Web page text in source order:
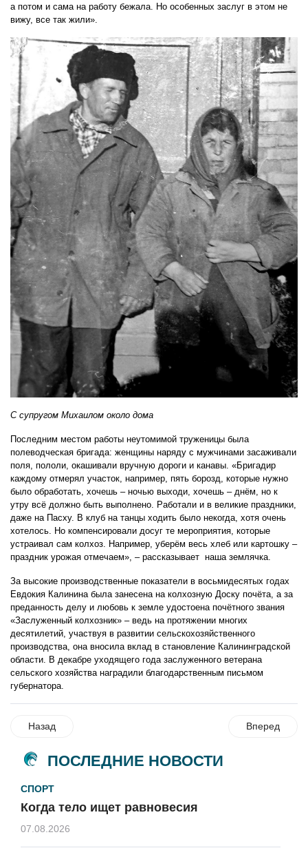
а потом и сама на работу бежала. Но особенных заслуг в этом не
вижу, все так жили».
С супругом Михаилом около дома
Последним местом работы неутомимой труженицы была
полеводческая бригада: женщины наряду с мужчинами засаживали
поля, пололи, окашивали вручную дороги и канавы. «Бригадир
каждому отмерял участок, например, пять борозд, которые нужно
было обработать, хочешь – ночью выходи, хочешь – днём, но к
утру всё должно быть выполнено. Работали и в великие праздники,
даже на Пасху. В клуб на танцы ходить было некогда, хотя очень
хотелось. Но компенсировали досуг те мероприятия, которые
устраивал сам колхоз. Например, уберём весь хлеб или картошку –
праздник урожая отмечаем», – рассказывает наша землячка.
За высокие производственные показатели в восьмидесятых годах
Евдокия Калинина была занесена на колхозную Доску почёта, а за
преданность делу и любовь к земле удостоена почётного звания
«Заслуженный колхозник» – ведь на протяжении многих
десятилетий, участвуя в развитии сельскохозяйственного
производства, она вносила вклад в становление Калининградской
области. В декабре уходящего года заслуженного ветерана
сельского хозяйства наградили благодарственным письмом
губернатора.
Назад Вперед
ПОСЛЕДНИЕ НОВОСТИ
СПОРТ
Когда тело ищет равновесия
07.08.2026